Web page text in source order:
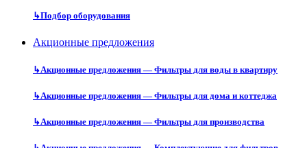
↳Подбор оборудования
Акционные предложения
↳Акционные предложения — Фильтры для воды в квартиру
↳Акционные предложения — Фильтры для дома и коттеджа
↳Акционные предложения — Фильтры для производства